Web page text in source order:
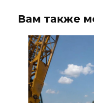
Вам также